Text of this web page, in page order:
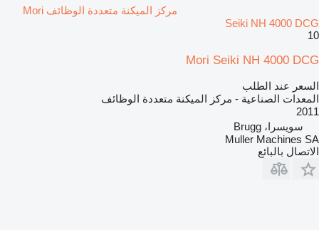
مركز الميكنة متعددة الوظائف Mori
Seiki NH 4000 DCG
10
Mori Seiki NH 4000 DCG
السعر عند الطلب
المعدات الصناعية - مركز الميكنة متعددة الوظائف
2011
سويسرا، Brugg
Muller Machines SA
الاتصال بالبائع